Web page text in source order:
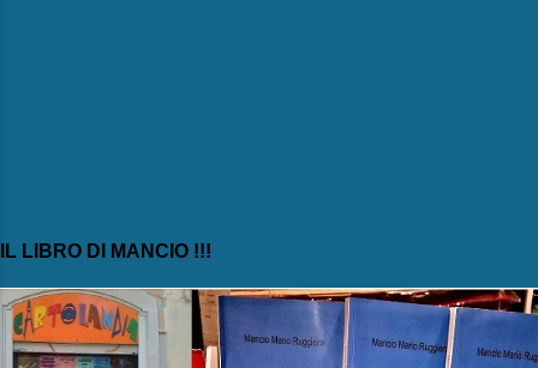
IL LIBRO DI MANCIO !!!